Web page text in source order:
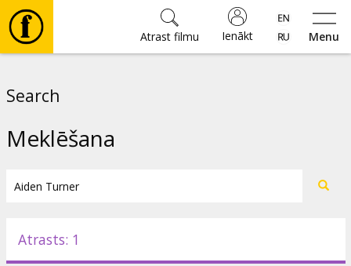
Menu
Ienākt
Atrast filmu
Pasākumi
Search
Meklēšana
Atrasts: 1